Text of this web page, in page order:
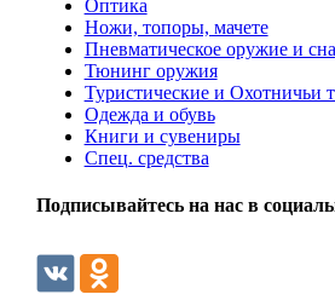
Оптика
Ножи, топоры, мачете
Пневматическое оружие и
Тюнинг оружия
Туристические и Охотничьи
Одежда и обувь
Книги и сувениры
Спец. средства
Подписывайтесь на нас в